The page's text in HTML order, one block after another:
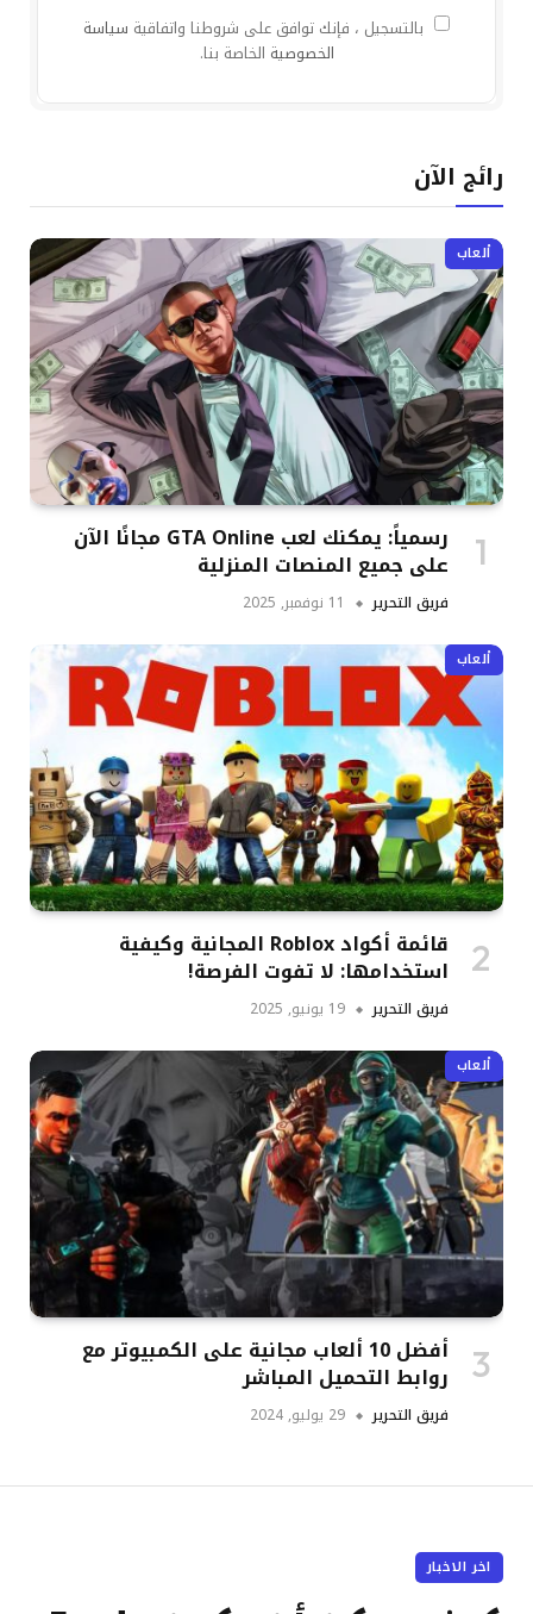
بالتسجيل ، فإنك توافق على شروطنا واتفاقية سياسة
الخصوصية الخاصة بنا.
رائج الآن
ألعاب
رسمياً: يمكنك لعب GTA Online مجانًا الآن
على جميع المنصات المنزلية
فريق التحرير 11 نوفمبر, 2025
ألعاب
قائمة أكواد Roblox المجانية وكيفية
استخدامها: لا تفوت الفرصة!
فريق التحرير 19 يونيو, 2025
ألعاب
أفضل 10 ألعاب مجانية على الكمبيوتر مع
روابط التحميل المباشر
فريق التحرير 29 يوليو, 2024
اخر الاخبار